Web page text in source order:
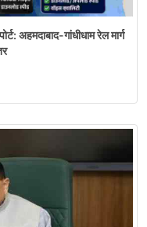
अहमदाबाद-गांधीधाम रेल मार्ग